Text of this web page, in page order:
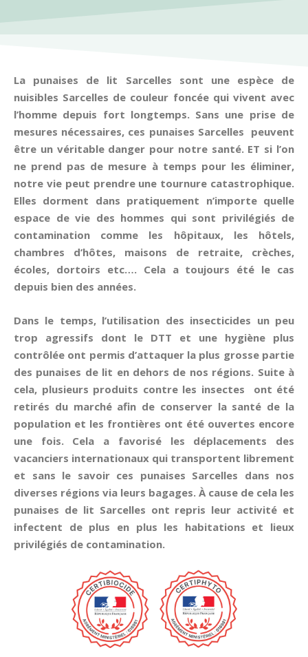
La punaises de lit Sarcelles sont une espèce de
nuisibles Sarcelles de couleur foncée qui vivent avec
l’homme depuis fort longtemps. Sans une prise de
mesures nécessaires, ces punaises Sarcelles peuvent
être un véritable danger pour notre santé. ET si l’on
ne prend pas de mesure à temps pour les éliminer,
notre vie peut prendre une tournure catastrophique.
Elles dorment dans pratiquement n’importe quelle
espace de vie des hommes qui sont privilégiés de
contamination comme les hôpitaux, les hôtels,
chambres d’hôtes, maisons de retraite, crèches,
écoles, dortoirs etc…. Cela a toujours été le cas
depuis bien des années.
Dans le temps, l’utilisation des insecticides un peu
trop agressifs dont le DTT et une hygiène plus
contrôlée ont permis d’attaquer la plus grosse partie
des punaises de lit en dehors de nos régions. Suite à
cela, plusieurs produits contre les insectes ont été
retirés du marché afin de conserver la santé de la
population et les frontières ont été ouvertes encore
une fois. Cela a favorisé les déplacements des
vacanciers internationaux qui transportent librement
et sans le savoir ces punaises Sarcelles dans nos
diverses régions via leurs bagages. À cause de cela les
punaises de lit Sarcelles ont repris leur activité et
infectent de plus en plus les habitations et lieux
privilégiés de contamination.